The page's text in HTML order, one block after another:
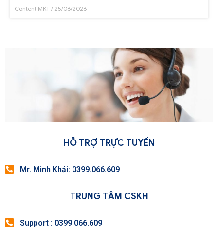
Content MKT 25/06/2026
HỖ TRỢ TRỰC TUYẾN
Mr. Minh Khải: 0399.066.609
TRUNG TÂM CSKH
Support : 0399.066.609